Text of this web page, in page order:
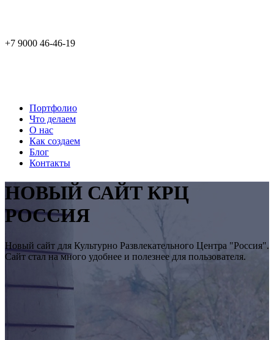
+7 9000 46-46-19
Портфолио
Что делаем
О нас
Как создаем
Блог
Контакты
НОВЫЙ САЙТ КРЦ
РОССИЯ
Новый сайт для Культурно Развлекательного Центра "Россия".
Сайт стал на много удобнее и полезнее для пользователя.